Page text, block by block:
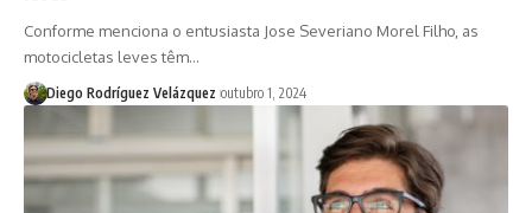
Conforme menciona o entusiasta Jose Severiano Morel Filho, as
motocicletas leves têm…
Diego Rodríguez Velázquez outubro 1, 2024